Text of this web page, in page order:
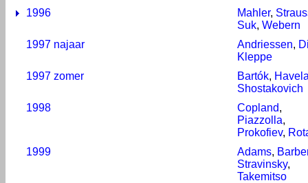
1996
Mahler,
Suk, Webern
1997 najaar
Andriessen,
Kleppe
1997 zomer
Bartók,
Shostakovich
1998
Copland,
Piazzolla,
Prokofiev,
1999
Adams,
Stravinsky,
Takemitso